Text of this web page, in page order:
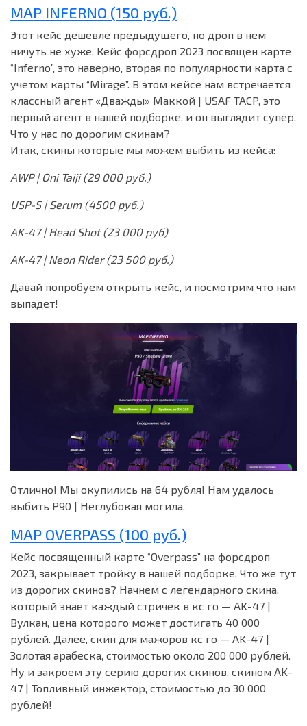
MAP INFERNO (150 руб.)
Этот кейс дешевле предыдущего, но дроп в нем
ничуть не хуже. Кейс форсдроп 2023 посвящен карте
“Inferno”, это наверно, вторая по популярности карта с
учетом карты “Mirage”. В этом кейсе нам встречается
классный агент «Дважды» Маккой | USAF TACP, это
первый агент в нашей подборке, и он выглядит супер.
Что у нас по дорогим скинам?
Итак, скины которые мы можем выбить из кейса:
AWP | Oni Taiji (29 000 руб.)
USP-S | Serum (4500 руб.)
AK-47 | Head Shot (23 000 руб)
AK-47 | Neon Rider (23 500 руб.)
Давай попробуем открыть кейс, и посмотрим что нам
выпадет!
Отлично! Мы окупились на 64 рубля! Нам удалось
выбить P90 | Неглубокая могила.
MAP OVERPASS (100 руб.)
Кейс посвященный карте “Overpass” на форсдроп
2023, закрывает тройку в нашей подборке. Что же тут
из дорогих скинов? Начнем с легендарного скина,
который знает каждый стричек в кс го — AK-47 |
Вулкан, цена которого может достигать 40 000
рублей. Далее, скин для мажоров кс го — AK-47 |
Золотая арабеска, стоимостью около 200 000 рублей.
Ну и закроем эту серию дорогих скинов, скином AK-
47 | Топливный инжектор, стоимостью до 30 000
рублей!